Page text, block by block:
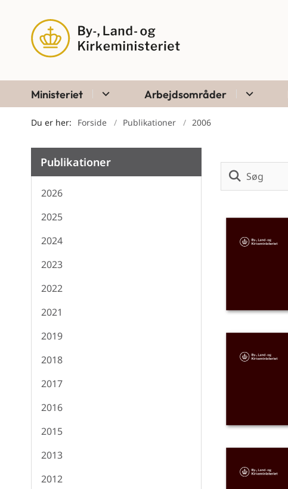
Ministeriet Arbejdsområder
Du er her: Forside Publikationer 2006
Publikationer
2026
2025
2024
2023
2022
2021
2019
2018
2017
2016
2015
2013
2012